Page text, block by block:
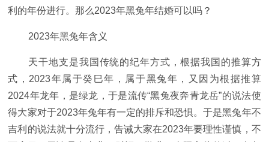
利的年份进行。那么2023年黑兔年结婚可以吗？
2023年黑兔年含义
天干地支是我国传统的纪年方式，根据我国的推算方
式，2023年属于癸巳年，属于黑兔年，又因为根据推算
2024年龙年，是绿龙，于是流传“黑兔夜奔青龙岳”的说法使
得大家对于2023年兔年有一定的排斥和恐惧。于是黑兔年不
吉利的说法就十分流行，告诫大家在2023年要理性谨慎，不